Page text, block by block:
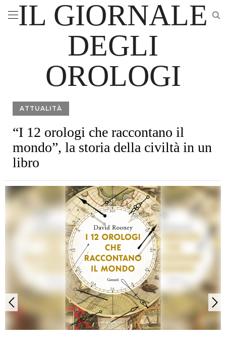
IL GIORNALE
DEGLI
OROLOGI
ATTUALITÀ
“I 12 orologi che raccontano il
mondo”, la storia della civiltà in un
libro